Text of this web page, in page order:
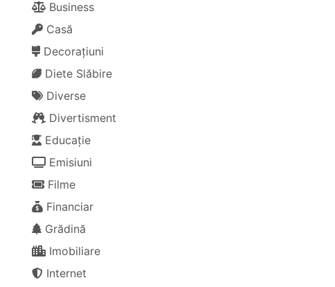
Business
Casă
Decorațiuni
Diete Slăbire
Diverse
Divertisment
Educație
Emisiuni
Filme
Financiar
Grădină
Imobiliare
Internet